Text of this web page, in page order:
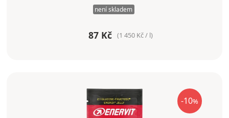
není skladem
87 Kč (1 450 Kč / l)
-10%